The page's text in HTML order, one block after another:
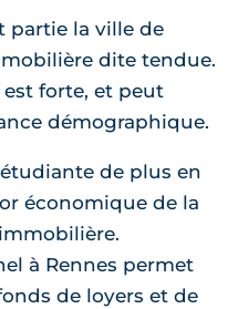
partie la ville de
dite tendue.
forte, et peut
démographique.
de plus en
économique de la
à Rennes permet
de loyers et de